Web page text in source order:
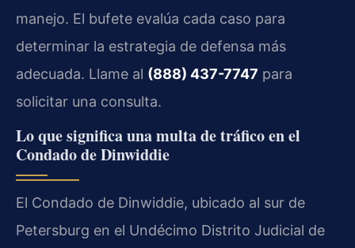
manejo. El bufete evalúa cada caso para
determinar la estrategia de defensa más
adecuada. Llame al (888) 437-7747 para
solicitar una consulta.
Lo que significa una multa de tráfico en el
Condado de Dinwiddie
El Condado de Dinwiddie, ubicado al sur de
Petersburg en el Undécimo Distrito Judicial de